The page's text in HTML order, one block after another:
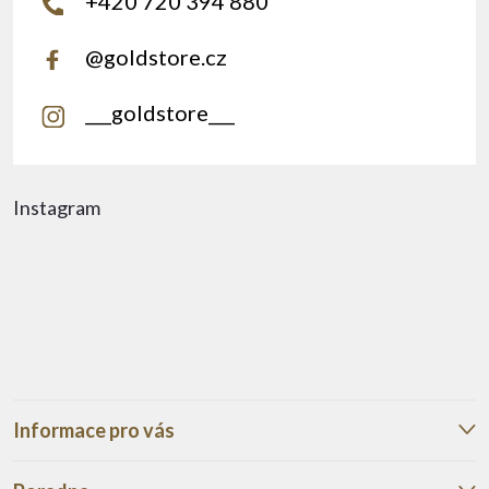
Instagram
Informace pro vás
@goldstore.cz
___goldstore___